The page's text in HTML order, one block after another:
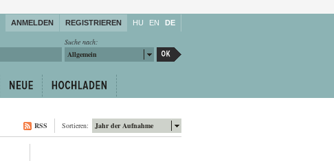
ANMELDEN REGISTRIEREN HU EN DE
Suche nach:
Allgemein
Jahr der Aufnahme
Sortieren:
RSS